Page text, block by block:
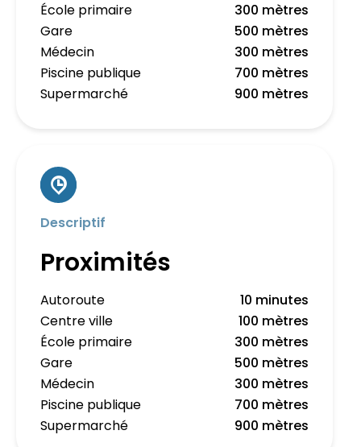
École primaire
300 mètres
Gare
500 mètres
Médecin
300 mètres
Piscine publique
700 mètres
Supermarché
900 mètres
Descriptif
Proximités
Autoroute
10 minutes
Centre ville
100 mètres
École primaire
300 mètres
Gare
500 mètres
Médecin
300 mètres
Piscine publique
700 mètres
Supermarché
900 mètres